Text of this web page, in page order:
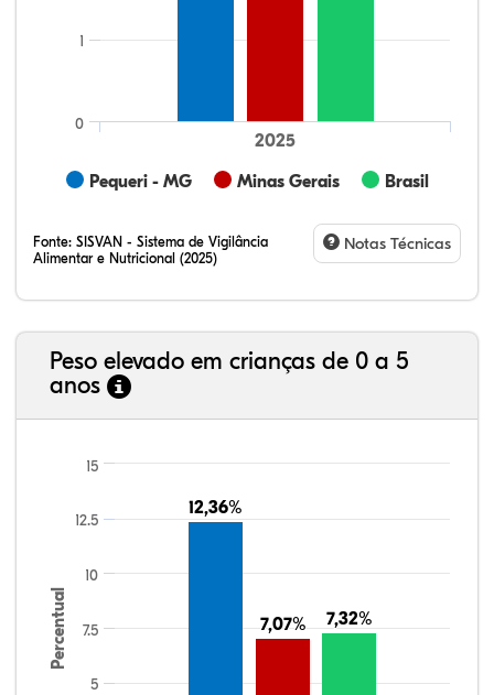
Pequeri - MG Minas Gerais Brasil
2025
0
1
Fonte: SISVAN - Sistema de Vigilância
Alimentar e Nutricional (2025)
Notas Técnicas
Peso elevado em crianças de 0 a 5
anos
Percentual
12,36%
12,36%
7,07%
7,07% 7,32%
7,32%
5
7.5
10
12.5
15